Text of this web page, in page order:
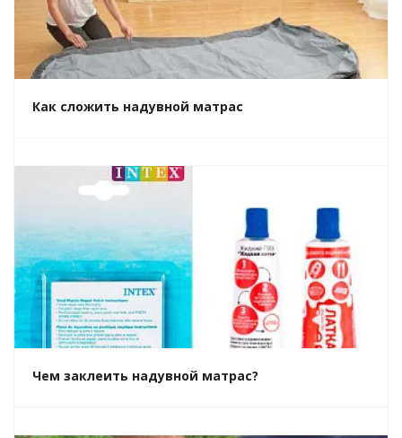
Как сложить надувной матрас
Чем заклеить надувной матрас?